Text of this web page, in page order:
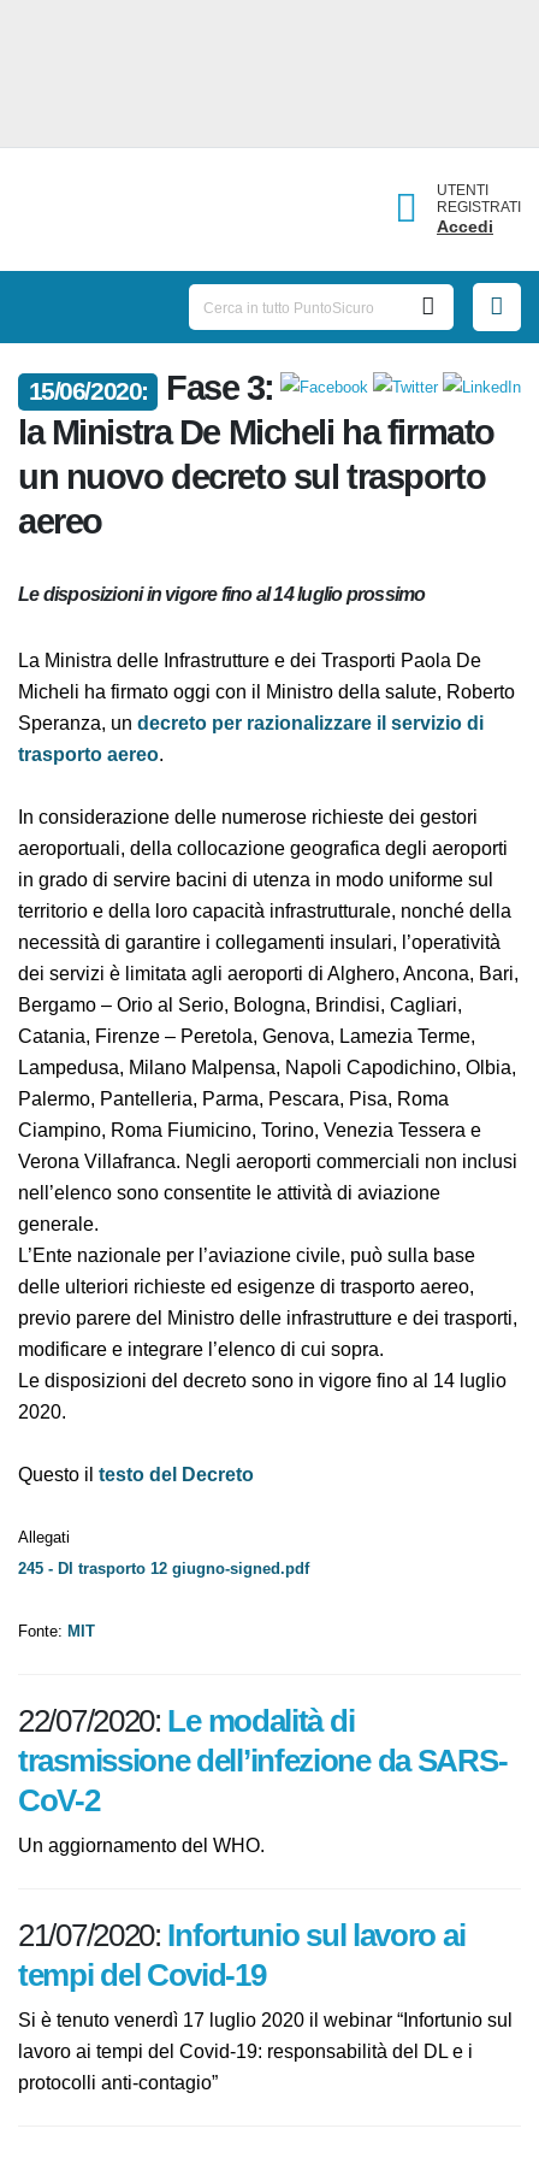
UTENTI
REGISTRATI
Accedi
15/06/2020:
Fase
3: la Ministra De Micheli ha
firmato un nuovo decreto sul
trasporto aereo
Le disposizioni in vigore fino al 14 luglio prossimo
La Ministra delle Infrastrutture e dei Trasporti Paola De
Micheli ha firmato oggi con il Ministro della salute,
Roberto Speranza, undecreto per razionalizzare il
servizio di trasporto aereo
In considerazione delle numerose richieste dei gestori
aeroportuali, della collocazione geografica degli
aeroporti in grado di servire bacini di utenza in modo
uniforme sul territorio e della loro capacità
infrastrutturale, nonché della necessità di garantire i
collegamenti insulari, l’operatività dei servizi è limitata
agli aeroporti di Alghero, Ancona, Bari, Bergamo – Orio
al Serio, Bologna, Brindisi, Cagliari, Catania, Firenze –
Peretola, Genova, Lamezia Terme, Lampedusa, Milano
Malpensa, Napoli Capodichino, Olbia, Palermo,
Pantelleria, Parma, Pescara, Pisa, Roma Ciampino,
Roma Fiumicino, Torino, Venezia Tessera e Verona
Villafranca. Negli aeroporti commerciali non inclusi
nell’elenco sono consentite le attività di aviazione
generale.
L’Ente nazionale per l’aviazione civile, può sulla base
delle ulteriori richieste ed esigenze di trasporto aereo,
previo parere del Ministro delle infrastrutture e dei
trasporti, modificare e integrare l’elenco di cui sopra.
Le disposizioni del decreto sono in vigore fino al 14
Allegati
22/07/2020:Le modalità di
trasmissione dell’infezione da SARS-
CoV-2
21/07/2020:Infortunio sul lavoro ai
tempi del Covid-19
Si è tenuto venerdì 17 luglio 2020 il webinar “Infortunio
sul lavoro ai tempi del Covid-19: responsabilità del DL e